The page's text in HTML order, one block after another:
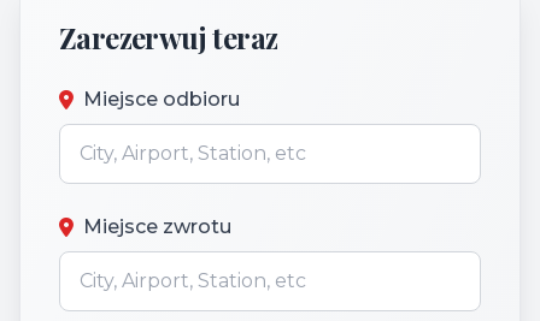
Zarezerwuj teraz
Miejsce odbioru
Miejsce zwrotu